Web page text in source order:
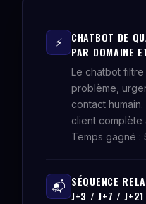
⚡
CHATBOT DE
PAR DOMAINE
Le chatbot
problème,
contact
client complète
Temps gagné :
📬 SÉQUENCE
J+3 / J+7 / J+21